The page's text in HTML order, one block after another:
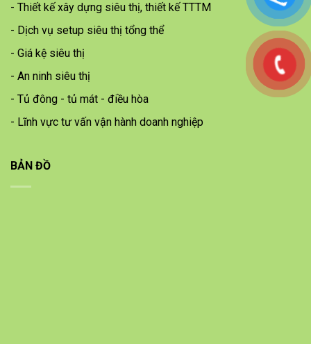
- Thiết kế xây dựng siêu thị, thiết kế TTTM
- Dịch vụ setup siêu thị tổng thể
- Giá kệ siêu thị
- An ninh siêu thị
- Tủ đông - tủ mát - điều hòa
- Lĩnh vực tư vấn vận hành doanh nghiệp
BẢN ĐỒ